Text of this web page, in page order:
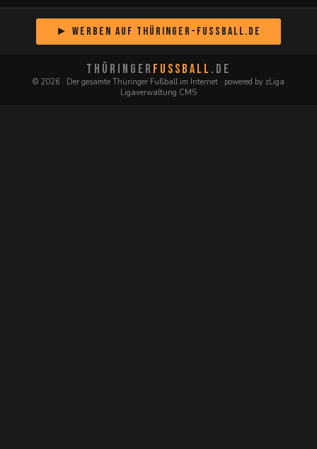
► Werben auf Thüringer-Fussball.de
THÜRINGER FUSSBALL .DE
© 2026 · Der gesamte Thüringer Fußball im Internet · powered by zLiga
Ligaverwaltung CMS